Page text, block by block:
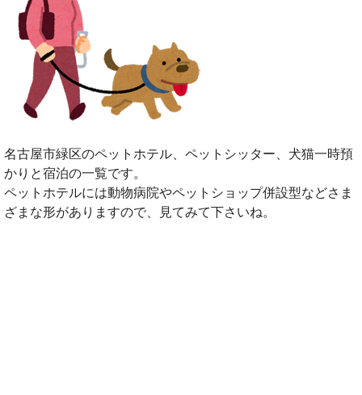
名古屋市緑区のペットホテル、ペットシッター、犬猫一時預
かりと宿泊の一覧です。
ペットホテルには動物病院やペットショップ併設型などさま
ざまな形がありますので、見てみて下さいね。